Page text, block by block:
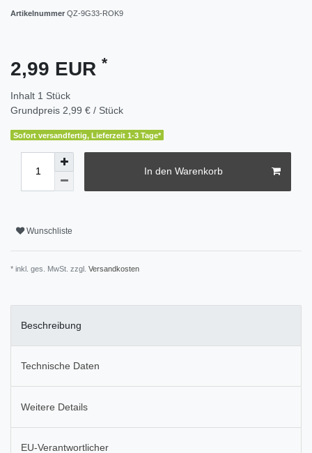
Artikelnummer QZ-9G33-ROK9
2,99 EUR *
Inhalt 1 Stück
Grundpreis 2,99 € / Stück
Sofort versandfertig, Lieferzeit 1-3 Tage*
In den Warenkorb
Wunschliste
* inkl. ges. MwSt. zzgl. Versandkosten
Beschreibung
Technische Daten
Weitere Details
EU-Verantwortlicher